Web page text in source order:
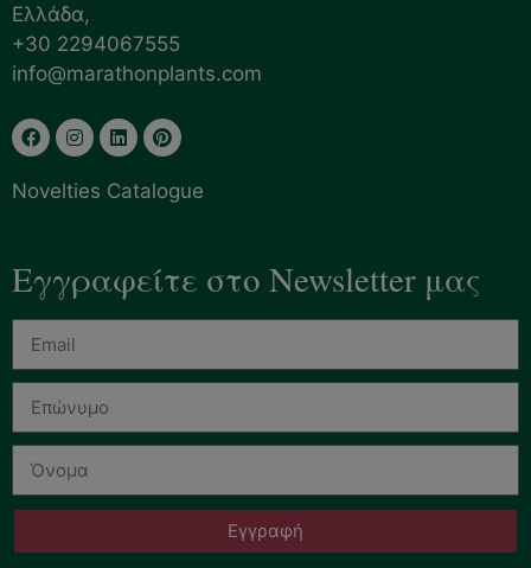
Ελλάδα,
+30 2294067555
info@marathonplants.com
Novelties Catalogue
Εγγραφείτε στο Newsletter μας
Εγγραφή